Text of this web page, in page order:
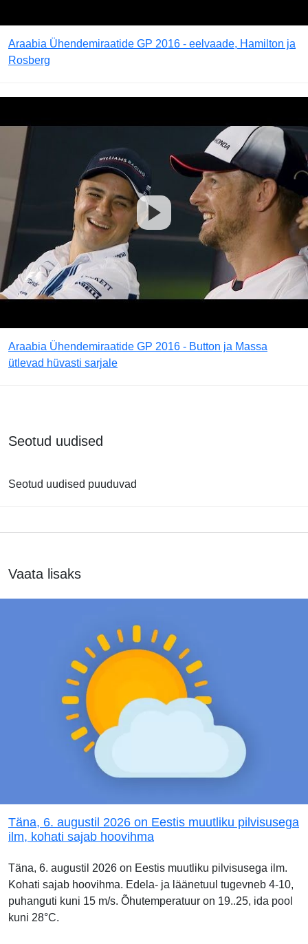
Araabia Ühendemiraatide GP 2016 - eelvaade, Hamilton ja
Rosberg
Araabia Ühendemiraatide GP 2016 - Button ja Massa
ütlevad hüvasti sarjale
Seotud uudised
Seotud uudised puuduvad
Vaata lisaks
Täna, 6. augustil 2026 on Eestis muutliku pilvisusega
ilm, kohati sajab hoovihma
Täna, 6. augustil 2026 on Eestis muutliku pilvisusega ilm.
Kohati sajab hoovihma. Edela- ja läänetuul tugevneb 4-10,
puhanguti kuni 15 m/s. Õhutemperatuur on 19..25, ida pool
kuni 28°C.